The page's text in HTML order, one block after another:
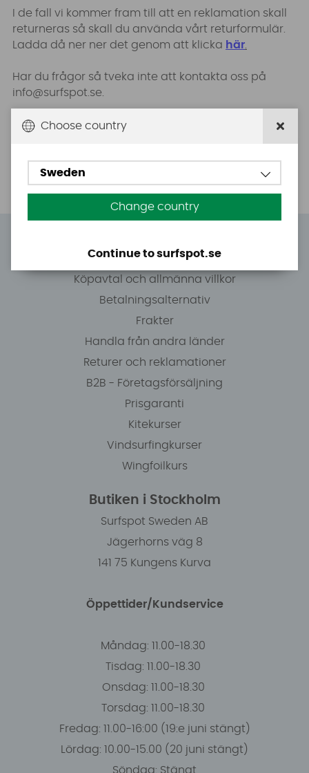
I de fall vi kommer fram till att en reklamation skall
returneras så skall du använda vårt returformulär.
Ladda då ner ner det genom att klicka här
Har du frågor så tveka inte att kontakta oss på
info@surfspot.se
*Om du vill byta en vara står vi för frakten till dig av
dvs max 150cm.
Om Surfspot
Köpavtal och allmänna villkor
Betalningsalternativ
Frakter
Handla från andra länder
Returer och reklamationer
B2B - Företagsförsäljning
Prisgaranti
Kitekurser
Vindsurfingkurser
Wingfoilkurs
Butiken i Stockholm
Surfspot Sweden AB
Jägerhorns väg 8
141 75 Kungens Kurva
Öppettider/Kundservice
Måndag: 11.00-18.30
Tisdag: 11.00-18.30
Onsdag: 11.00-18.30
Torsdag: 11.00-18.30
Fredag: 11.00-16:00 (19:e juni stängt)
Lördag: 10.00-15.00 (20 juni stängt)
Söndag: Stängt
Choose country
Sweden
Change country
Continue to surfspot.se